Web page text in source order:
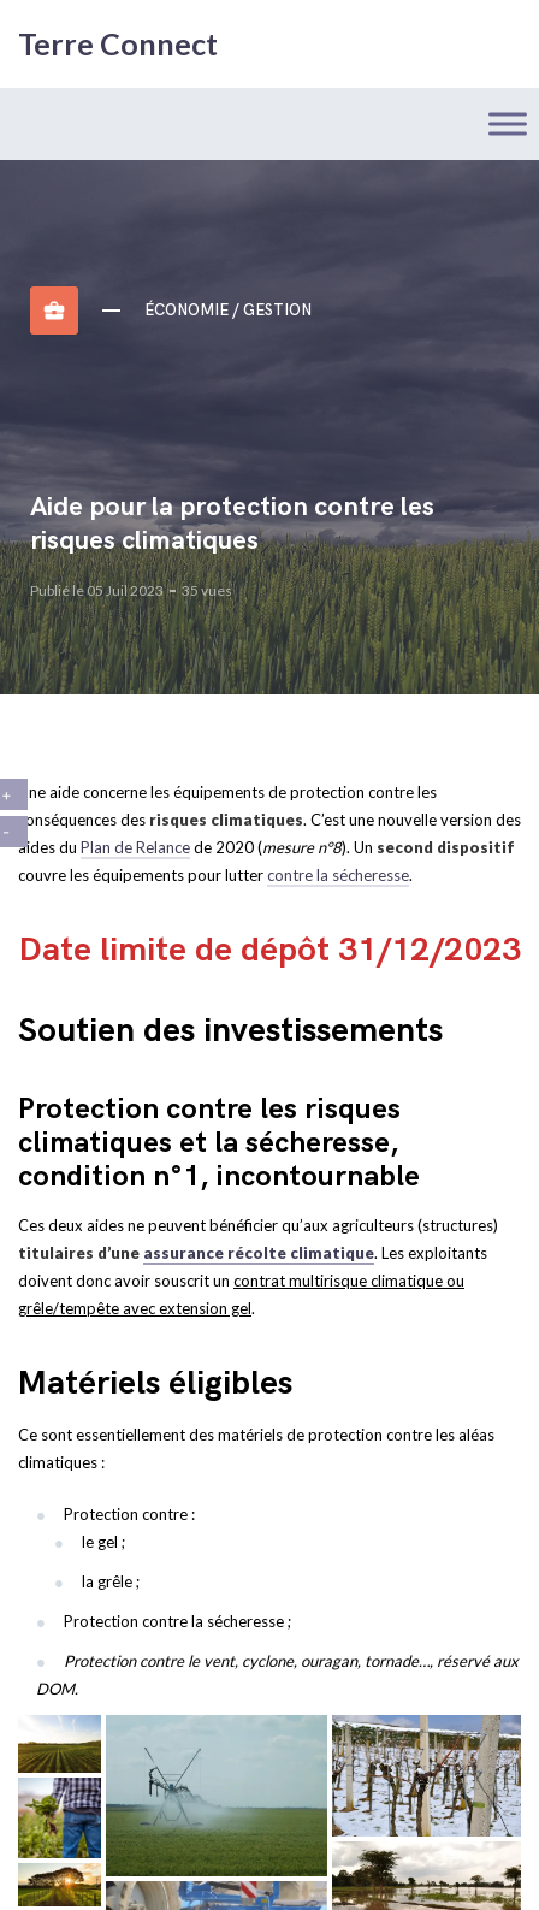
Terre Connect
business_center ÉCONOMIE / GESTION
Aide pour la protection contre les
risques climatiques
Publié le 05 Juil 2023 35 vues
Une aide concerne les équipements de protection contre les
conséquences des risques climatiques. C’est une nouvelle version des
aides du Plan de Relancede 2020 (mesure n°8). Un second dispositif
couvre les équipements pour luttercontre la sécheresse.
Date limite de dépôt 31/12/2023
Soutien des investissements
Protection contre les risques
climatiques et la sécheresse,
condition n°1, incontournable
Ces deux aides ne peuvent bénéficier qu’aux agriculteurs (structures)
titulaires d’une assurance récolte climatique. Les exploitants
doivent donc avoir souscrit un contrat multirisque climatique ou
grêle/tempête avec extension gel.
Matériels éligibles
Ce sont essentiellement des matériels de protection contre les aléas
climatiques :
Protection contre :
le gel ;
la grêle ;
Protection contre la sécheresse ;
Protection contre le vent, cyclone, ouragan, tornade…, réservé aux
DOM.